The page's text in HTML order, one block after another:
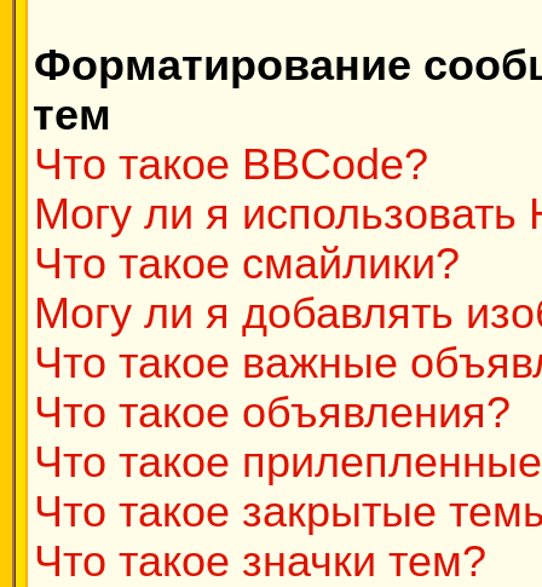
Форматирование
тем
Что такое BBCode?
Могу ли я использовать
Что такое смайлики?
Могу ли я добавлять
Что такое важные
Что такое объявления?
Что такое
Что такое закрытые
Что такое значки тем?